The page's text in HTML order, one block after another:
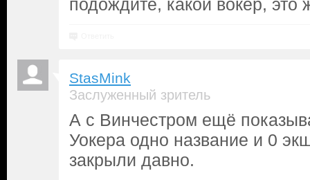
подождите, какой вокер, это
StasMink
Заслуженный зритель
А с Винчестром ещё
Уокера одно название и 0
закрыли давно.